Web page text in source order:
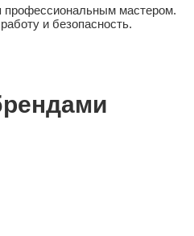
профессиональным мастером.
и безопасность.